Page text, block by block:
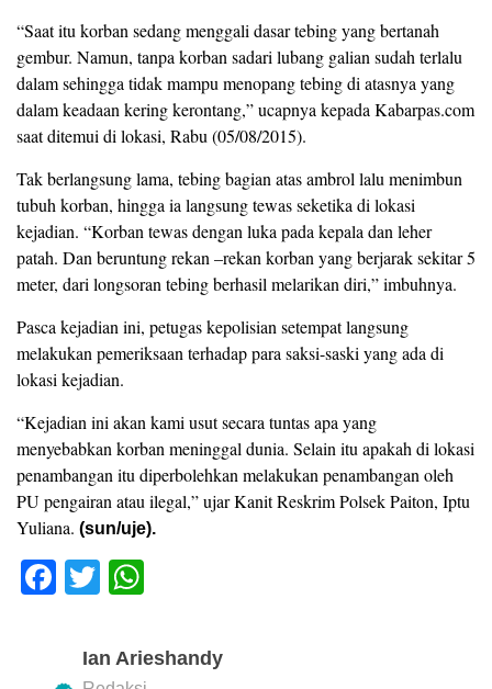
“Saat itu korban sedang menggali dasar tebing yang bertanah
gembur. Namun, tanpa korban sadari lubang galian sudah terlalu
dalam sehingga tidak mampu menopang tebing di atasnya yang
dalam keadaan kering kerontang,” ucapnya kepada Kabarpas.com
saat ditemui di lokasi, Rabu (05/08/2015).
Tak berlangsung lama, tebing bagian atas ambrol lalu menimbun
tubuh korban, hingga ia langsung tewas seketika di lokasi
kejadian. “Korban tewas dengan luka pada kepala dan leher
patah. Dan beruntung rekan –rekan korban yang berjarak sekitar 5
meter, dari longsoran tebing berhasil melarikan diri,” imbuhnya.
Pasca kejadian ini, petugas kepolisian setempat langsung
melakukan pemeriksaan terhadap para saksi-saski yang ada di
lokasi kejadian.
“Kejadian ini akan kami usut secara tuntas apa yang
menyebabkan korban meninggal dunia. Selain itu apakah di lokasi
penambangan itu diperbolehkan melakukan penambangan oleh
PU pengairan atau ilegal,” ujar Kanit Reskrim Polsek Paiton, Iptu
Yuliana. (sun/uje).
F
T
tt
at
Ian Arieshandy